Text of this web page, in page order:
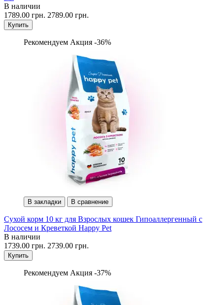
В наличии
1789.00 грн. 2789.00 грн.
Купить
Рекомендуем Акция -36%
В закладки В сравнение
Сухой корм 10 кг для Взрослых кошек Гипоаллергенный с
Лососем и Креветкой Happy Pet
В наличии
1739.00 грн. 2739.00 грн.
Купить
Рекомендуем Акция -37%